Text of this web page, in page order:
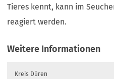
Tieres kennt, kann im
reagiert werden.
Weitere Informationen
Kreis Düren